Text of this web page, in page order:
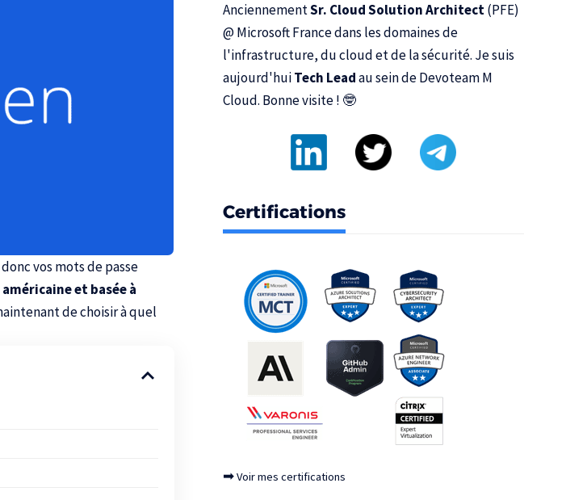
vos mots de passe
et basée à
de choisir à quel
AnciennementSr. Cloud Solution Architect(PFE)
@ Microsoft Francedans les domaines de
l'infrastructure, du cloud et de la sécurité. Je suis
aujourd'huiTech Leadau sein deDevoteam M
Cloud. Bonne visite ! 🤓
Certifications
➡Voir mes certifications